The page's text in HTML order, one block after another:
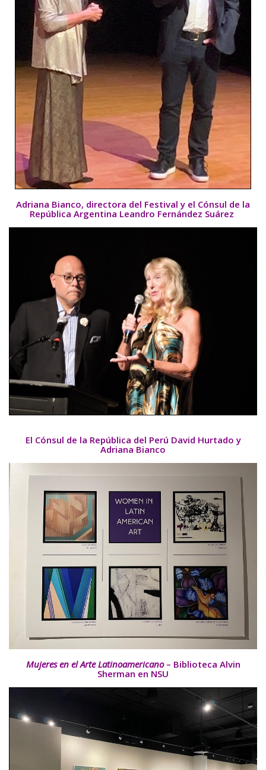
BAQUIANA – Números Anteriores (2010 – 2015)
BAQUIANA – Números Anteriores (2005 – 2010)
BAQUIANA – Números Anteriores (1999 – 2004)
Adriana Bianco, directora del Festival y el Cónsul de la
República Argentina Leandro Fernández Suárez
El Cónsul de la República del Perú David Hurtado y
Adriana Bianco
Mujeres en el Arte Latinoamericano– Biblioteca Alvin
Sherman en NSU